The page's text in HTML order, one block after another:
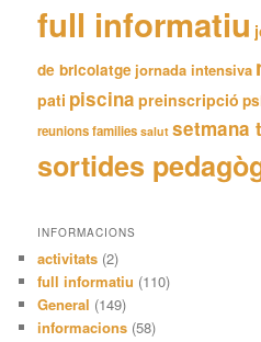
full informatiu
de bricolatge jornada intensiva
pati piscina preinscripció
reunions families salut setmana
sortides
INFORMACIONS
activitats (2)
full informatiu (110)
General (149)
informacions (58)